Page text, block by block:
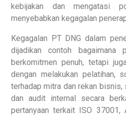
kebijakan dan mengatasi
menyebabkan kegagalan
Kegagalan PT DNG dalam
dijadikan contoh bagaimana
berkomitmen penuh, tetapi
dengan melakukan pelatihan,
terhadap mitra dan rekan
dan audit internal secara
pertanyaan terkait ISO 37001,